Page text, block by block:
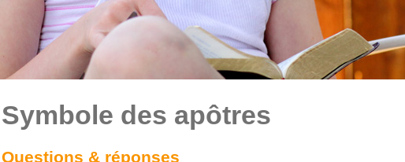
Symbole des apôtres
Questions & réponses